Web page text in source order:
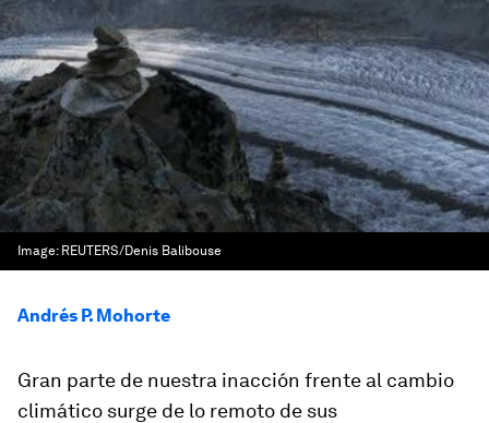
Image: REUTERS/Denis Balibouse
Andrés P. Mohorte
Gran parte de nuestra inacción frente al cambio
climático surge de lo remoto de sus